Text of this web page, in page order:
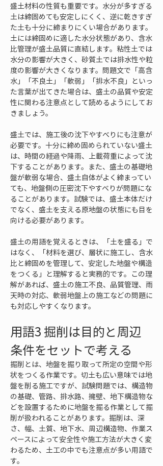
盛土材料の性質も重要です。水分が多すぎる
土は締固めても安定しにくく、逆に乾きすぎ
た土も十分に締まりにくい場合があります。
土には締固めに適した水分状態があり、含水
比管理が盛土品質に直結します。粘性土では
水分の影響が大きく、砂質土では排水性や粒
度の影響が大きくなります。問題文で「高含
水」「不良土」「軟弱」「排水不良」といっ
た言葉が出てきた場合は、盛土の品質や安定
性に関わる注意点として読めるようにしてお
きましょう。
盛土では、施工後の沈下やすべりにも注意が
必要です。十分に締め固められていない盛土
は、時間の経過や降雨、上載荷重によって沈
下することがあります。また、盛土の基礎地
盤が軟弱な場合、盛土自体がよく締まってい
ても、地盤側の圧密沈下やすべりが問題にな
ることがあります。試験では、盛土本体だけ
でなく、盛土を支える原地盤の状態にも目を
向ける必要があります。
盛土の用語を覚えるときは、「土を盛る」で
はなく、「材料を選び、層状に施工し、含水
比と締固めを管理して、安定した地盤や構造
をつくる」と理解すると実務的です。この理
解があれば、盛土の施工不良、品質管理、雨
天時の対応、軟弱地盤上の施工などの問題に
も対応しやすくなります。
用語3 掘削は目的と周辺
条件をセットで考える
掘削とは、地盤を掘り取って所定の空間や形
状をつくる作業です。切土も広い意味では地
盤を削る施工ですが、試験問題では、構造物
の基礎、管路、排水路、擁壁、地下構造物な
どを設置するために地盤を掘る作業として掘
削が扱われることがあります。掘削は、深
さ、幅、土質、地下水、周辺構造物、作業ス
ペースによって安全性や施工方法が大きく変
わるため、土工の中でも注意点が多い用語で
す。